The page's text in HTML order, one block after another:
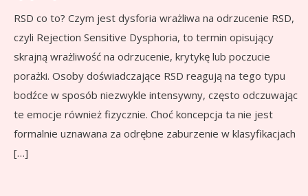
RSD co to? Czym jest dysforia wrażliwa na odrzucenie RSD,
czyli Rejection Sensitive Dysphoria, to termin opisujący
skrajną wrażliwość na odrzucenie, krytykę lub poczucie
porażki. Osoby doświadczające RSD reagują na tego typu
bodźce w sposób niezwykle intensywny, często odczuwając
te emocje również fizycznie. Choć koncepcja ta nie jest
formalnie uznawana za odrębne zaburzenie w klasyfikacjach
[…]